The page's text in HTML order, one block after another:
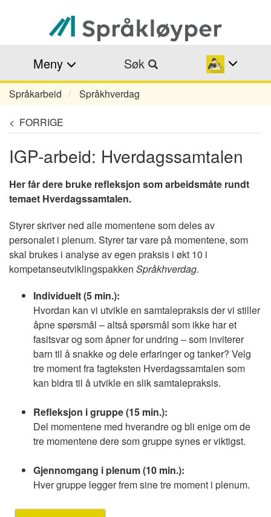
hovedinnhold
Meny Søk
Navigasjonssti
Språkarbeid Språkhverdag
< FORRIGE
IGP-arbeid: Hverdagssamtalen
Her får dere bruke refleksjon som arbeidsmåte rundt
temaet Hverdagssamtalen.
Styrer skriver ned alle momentene som deles av
personalet i plenum. Styrer tar vare på momentene, som
skal brukes i analyse av egen praksis i økt 10 i
kompetanseutviklingspakken Språkhverdag.
Individuelt (5 min.):
Hvordan kan vi utvikle en samtalepraksis der vi stiller
åpne spørsmål –altså spørsmål som ikke har et
fasitsvar og som åpner for undring –som inviterer
barn til å snakke og dele erfaringer og tanker? Velg
tre moment fra fagteksten Hverdagssamtalen som
kan bidra til å utvikle en slik samtalepraksis.
Refleksjon i gruppe (15 min.):
Del momentene med hverandre og bli enige om de
tre momentene dere som gruppe synes er viktigst.
Gjennomgang i plenum (10 min.):
Hver gruppe legger frem sine tre moment i plenum.
Image